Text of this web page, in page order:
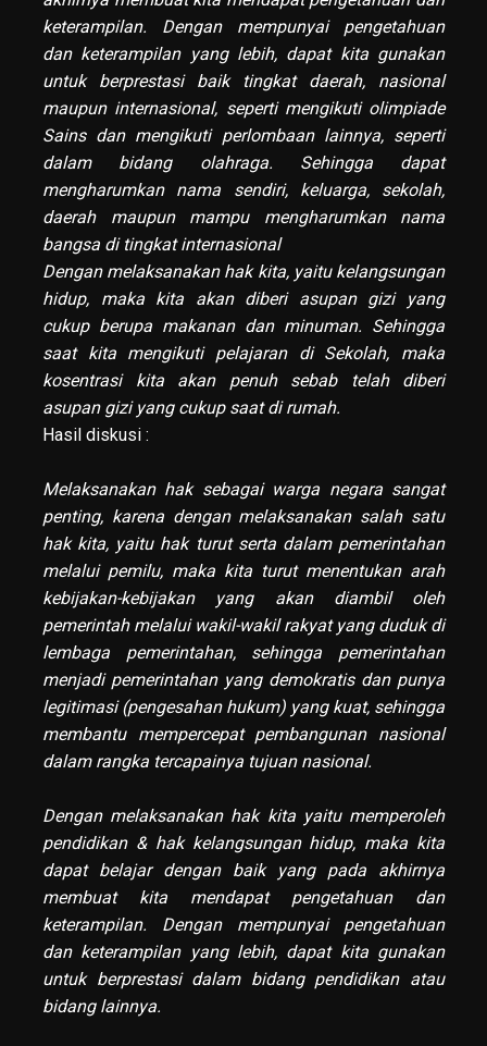
keterampilan. Dengan mempunyai pengetahuan
dan keterampilan yang lebih, dapat kita gunakan
untuk berprestasi baik tingkat daerah, nasional
maupun internasional, seperti mengikuti olimpiade
Sains dan mengikuti perlombaan lainnya, seperti
dalam bidang olahraga. Sehingga dapat
mengharumkan nama sendiri, keluarga, sekolah,
daerah maupun mampu mengharumkan nama
bangsa di tingkat internasional
Dengan melaksanakan hak kita, yaitu kelangsungan
hidup, maka kita akan diberi asupan gizi yang
cukup berupa makanan dan minuman. Sehingga
saat kita mengikuti pelajaran di Sekolah, maka
kosentrasi kita akan penuh sebab telah diberi
asupan gizi yang cukup saat di rumah.
Hasil diskusi :
Melaksanakan hak sebagai warga negara sangat
penting, karena dengan melaksanakan salah satu
hak kita, yaitu hak turut serta dalam pemerintahan
melalui pemilu, maka kita turut menentukan arah
kebijakan-kebijakan yang akan diambil oleh
pemerintah melalui wakil-wakil rakyat yang duduk di
lembaga pemerintahan, sehingga pemerintahan
menjadi pemerintahan yang demokratis dan punya
legitimasi (pengesahan hukum) yang kuat, sehingga
membantu mempercepat pembangunan nasional
dalam rangka tercapainya tujuan nasional.
Dengan melaksanakan hak kita yaitu memperoleh
pendidikan & hak kelangsungan hidup, maka kita
dapat belajar dengan baik yang pada akhirnya
membuat kita mendapat pengetahuan dan
keterampilan. Dengan mempunyai pengetahuan
dan keterampilan yang lebih, dapat kita gunakan
untuk berprestasi dalam bidang pendidikan atau
bidang lainnya.